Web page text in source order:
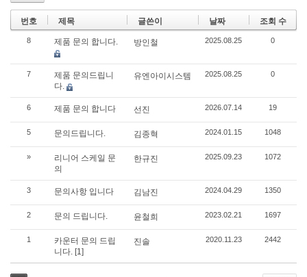
번호 제목 글쓴이 날짜 조회 수
8 제품 문의 합니다. 방인철 2025.08.25 0
7
제품 문의드립니
다.
유엔아이시스템 2025.08.25 0
6 제품 문의 합니다 선진 2026.07.14 19
5 문의드립니다. 김종혁 2024.01.15 1048
»
리니어 스케일 문
의
한규진 2025.09.23 1072
3 문의사항 입니다 김남진 2024.04.29 1350
2 문의 드립니다. 윤철희 2023.02.21 1697
1
카운터 문의 드립
니다. [1]
진솔 2020.11.23 2442